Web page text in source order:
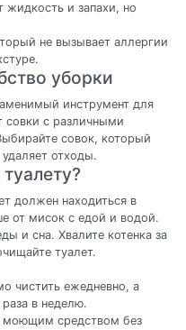
жидкость и запахи, но
не вызывает аллергии
уборки
инструмент для
совки с различными
совок, который
отходы.
должен находиться в
от мисок с едой и водой.
и сна. Хвалите котенка за
туалет.
чистить ежедневно, а
в неделю.
моющим средством без